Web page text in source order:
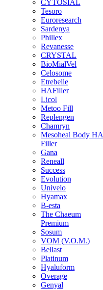
CYTOSIAL
Tesoro
Euroresearch
Sardenya
Phillex
Revanesse
CRYSTAL
BioMialVel
Celosome
Etrebelle
HAFiller
Licol
Metoo Fill
Replengen
Chamryn
Mesoheal Body HA
Filler
Gana
Reneall
Success
Evolution
Univelo
Hyamax
B-esta
The Chaeum
Premium
Sosum
VOM (V.O.M.)
Bellast
Platinum
Hyaluform
Overage
Genyal